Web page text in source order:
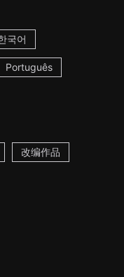
국어
Português
改编作品